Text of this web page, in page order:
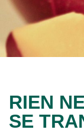
RIEN
SE